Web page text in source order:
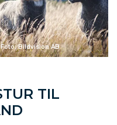
Foto: Bildvision AB
TIL